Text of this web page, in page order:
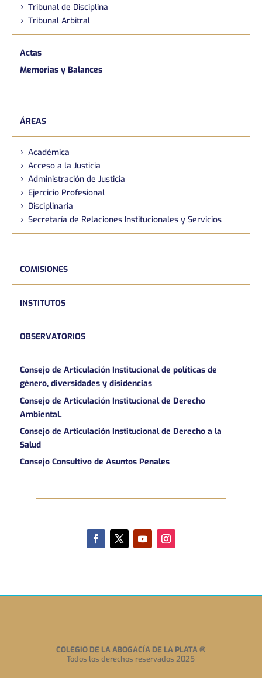
Tribunal de Disciplina
Tribunal Arbitral
Actas
Memorias y Balances
ÁREAS
Académica
Acceso a la Justicia
Administración de Justicia
Ejercicio Profesional
Disciplinaria
Secretaría de Relaciones Institucionales y Servicios
COMISIONES
INSTITUTOS
OBSERVATORIOS
Consejo de Articulación Institucional de políticas de
género, diversidades y disidencias
Consejo de Articulación Institucional de Derecho
AmbientaL
Consejo de Articulación Institucional de Derecho a la
Salud
Consejo Consultivo de Asuntos Penales
COLEGIO DE LA ABOGACÍA DE LA PLATA®
Todos los derechos reservados 2025